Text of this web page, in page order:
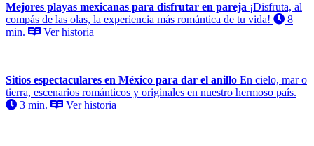
Mejores playas mexicanas para disfrutar en pareja ¡Disfruta, al
compás de las olas, la experiencia más romántica de tu vida!
8
min.
Ver historia
Sitios espectaculares en México para dar el anillo En cielo, mar o
tierra, escenarios románticos y originales en nuestro hermoso país.
3 min.
Ver historia